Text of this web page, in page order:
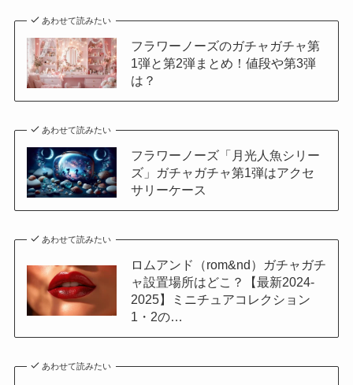
あわせて読みたい
フラワーノーズのガチャガチャ第
1弾と第2弾まとめ！値段や第3弾
は？
あわせて読みたい
フラワーノーズ「月光人魚シリー
ズ」ガチャガチャ第1弾はアクセ
サリーケース
あわせて読みたい
ロムアンド（rom&nd）ガチャガチ
ャ設置場所はどこ？【最新2024-
2025】ミニチュアコレクション
1・2の…
あわせて読みたい